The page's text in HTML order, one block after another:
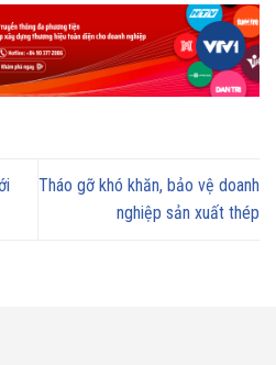
Tháo gỡ khó khăn, bảo vệ doanh
nghiệp sản xuất thép